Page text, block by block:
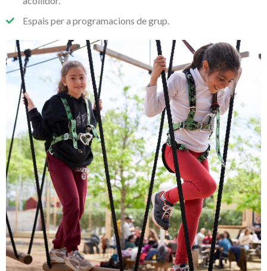
Espais per a programacions de grup.